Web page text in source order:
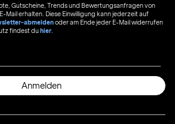
Gutscheine, Trends und Bewertungsanfragen von
Mail erhalten. Diese Einwilligung kann jederzeit auf
abmeldenoder am Ende jeder E-Mail widerrufen
findest duhier
Anmelden